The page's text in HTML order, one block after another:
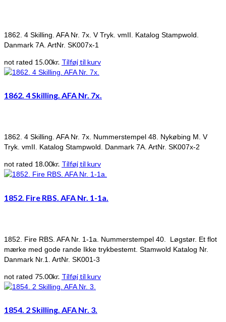
1862. 4 Skilling. AFA Nr. 7x. V Tryk. vmII. Katalog Stampwold.
Danmark 7A. ArtNr. SK007x-1
not rated 15.00kr. Tilføj til kurv
1862. 4 Skilling. AFA Nr. 7x.
1862. 4 Skilling. AFA Nr. 7x. Nummerstempel 48. Nykøbing M. V
Tryk. vmII. Katalog Stampwold. Danmark 7A. ArtNr. SK007x-2
not rated 18.00kr. Tilføj til kurv
1852. Fire RBS. AFA Nr. 1-1a.
1852. Fire RBS. AFA Nr. 1-1a. Nummerstempel 40. Løgstør. Et flot
mærke med gode rande Ikke trykbestemt. Stamwold Katalog Nr.
Danmark Nr.1. ArtNr. SK001-3
not rated 75.00kr. Tilføj til kurv
1854. 2 Skilling. AFA Nr. 3.